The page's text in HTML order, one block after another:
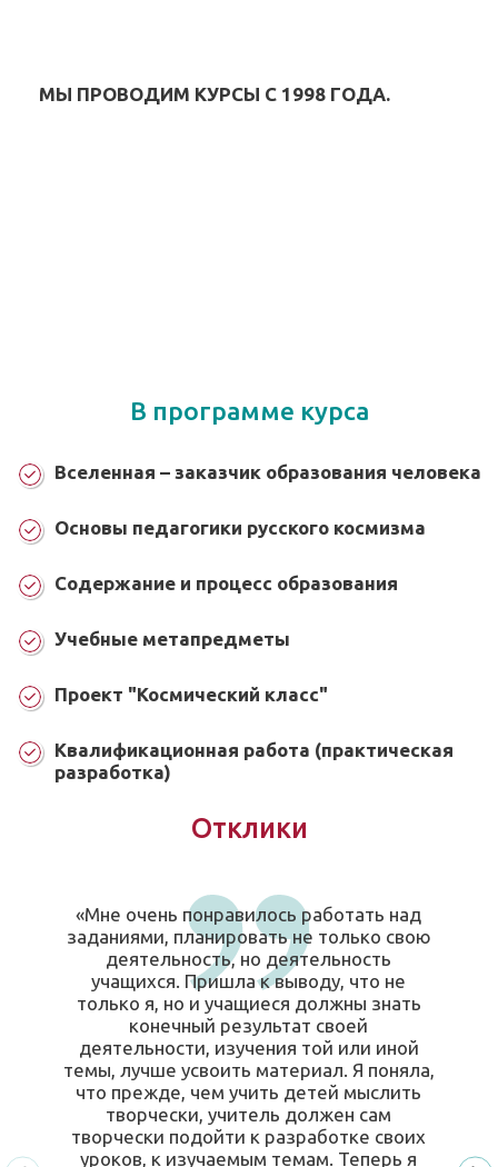
МЫ ПРОВОДИМ КУРСЫ С 1998 ГОДА.
В программе курса
Вселенная – заказчик образования человека
Основы педагогики русского космизма
Содержание и процесс образования
Учебные метапредметы
Проект "Космический класс"
Квалификационная работа (практическая
разработка)
Отклики
«Мне очень понравилось работать над
заданиями, планировать не только свою
деятельность, но деятельность
учащихся. Пришла к выводу, что не
только я, но и учащиеся должны знать
конечный результат своей
деятельности, изучения той или иной
темы, лучше усвоить материал. Я поняла,
что прежде, чем учить детей мыслить
творчески, учитель должен сам
творчески подойти к разработке своих
уроков, к изучаемым темам. Теперь я